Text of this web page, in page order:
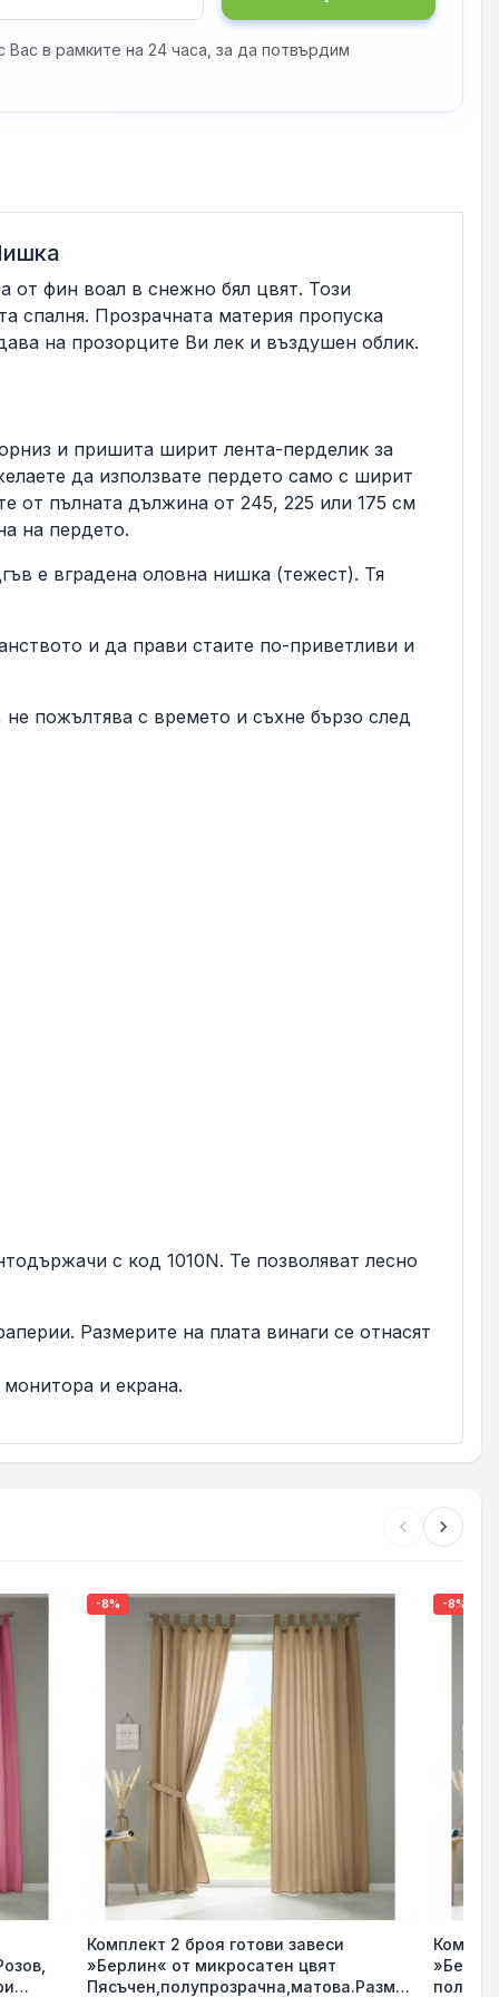
в рамките на 24 часа, за да потвърдим
от фин воал в снежно бял цвят. Този
спалня. Прозрачната материя пропуска
на прозорците Ви лек и въздушен облик.
и пришита ширит лента-перделик за
да използвате пердето само с ширит
от пълната дължина от 245, 225 или 175 см
на пердето.
е вградена оловна нишка (тежест). Тя
и да прави стаите по-приветливи и
пожълтява с времето и съхне бързо след
с код 1010N. Те позволяват лесно
Размерите на плата винаги се отнасят
и екрана.
chevron_left chevron_right
-8%
Комплект 2 броя готови завеси
»Берлин« от микросатен цвят
Пясъчен,полупрозрачна,матова.Разме
-8%